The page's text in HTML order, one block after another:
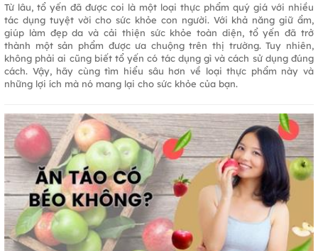
Từ lâu, tổ yến đã được coi là một loại thực phẩm quý giá với nhiều
tác dụng tuyệt vời cho sức khỏe con người. Với khả năng giữ ẩm,
giúp làm đẹp da và cải thiện sức khỏe toàn diện, tổ yến đã trở
thành một sản phẩm được ưa chuộng trên thị trường. Tuy nhiên,
không phải ai cũng biết tổ yến có tác dụng gì và cách sử dụng đúng
cách. Vậy, hãy cùng tìm hiểu sâu hơn về loại thực phẩm này và
những lợi ích mà nó mang lại cho sức khỏe của bạn.